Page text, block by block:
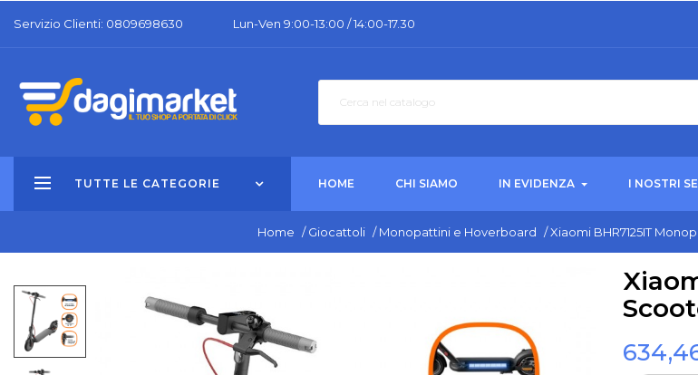
Servizio Clienti: 0809698630 Lun-Ven 9:00-13:00 / 14:00-17.30
TUTTE LE CATEGORIE HOME CHI SIAMO IN EVIDENZA I NOSTRI
Home / Giocattoli / Monopattini e Hoverboard /Xiaomi BHR7125IT